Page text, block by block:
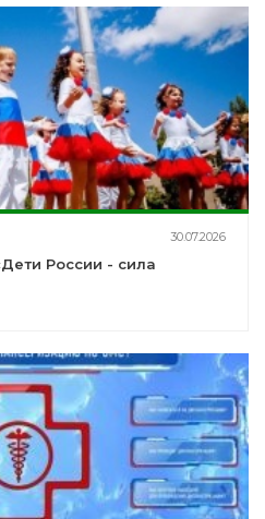
30.07.2026
России - сила